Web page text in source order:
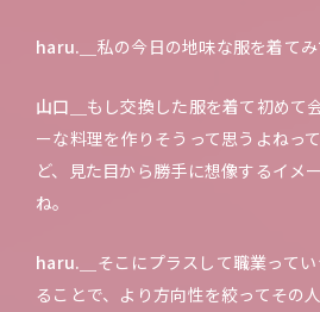
haru.＿ 私の今日の地味な服を着て
山口＿ もし交換した服を着て初めて
ーな料理を作りそうって思うよねっ
ど、見た目から勝手に想像するイメ
ね。
haru.＿ そこにプラスして職業って
ることで、より方向性を絞ってその